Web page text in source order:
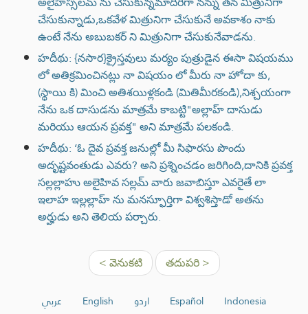
చేసుకున్నాడు,ఒకవేళ మిత్రునిగా చేసుకునే అవకాశం నాకు
ఉంటే నేను అబుబకర్ ని మిత్రునిగా చేసుకునేవాడను.
హదీథు: {నసార}క్రైస్తవులు మర్యం పుత్రుడైన ఈసా విషయము
లో అతిక్రమించినట్లు నా విషయం లో మీరు నా హోదా కు,
(స్థాయి కి) మించి అతిశయిళ్లకండి (మితిమీరకండి),నిశ్చయంగా
నేను ఒక దాసుడను మాత్రమే కాబట్టి"అల్లాహ్ దాసుడు
మరియు ఆయన ప్రవక్త" అని మాత్రమే పలకండి.
హదీథు: ‘ఓ దైవ ప్రవక్త జనుల్లో మీ సిఫారసు పొందు
అదృష్టవంతుడు ఎవరు? అని ప్రశ్నించడం జరిగింది,దానికి ప్రవక్త
సల్లల్లాహు అలైహివ సల్లమ్ వారు జవాబిస్తూ ఎవరైతే లా
ఇలాహ ఇల్లల్లాహ్ ను మనస్ఫూర్తిగా విశ్వశిస్తాడో అతను
అర్హుడు అని తెలియ పర్చారు.
< వెనుకటి తదుపరి >
عربي English اردو Español
Indonesia